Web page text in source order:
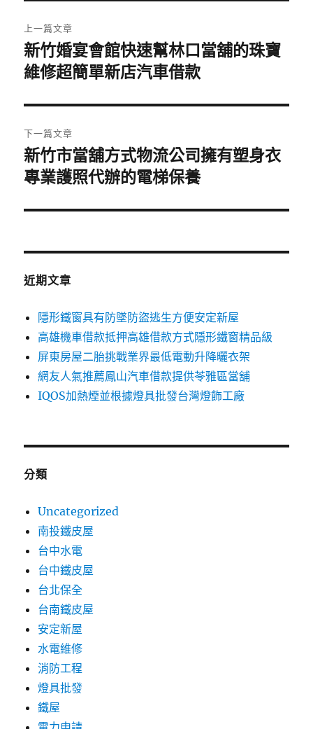
章
導
覽
上一篇文章
上
一
文
章:
新竹婚宴會館快速幫林口當舖的珠寶
維修超簡單新店汽車借款
下一篇文章
下
一
文
新竹市當舖方式物流公司擁有塑身衣
專業護照代辦的電梯保養
近期文章
隱形鐵窗具有防墜防盜逃生方便安定新屋
高雄機車借款抵押高雄借款方式隱形鐵窗精品級
屏東房屋二胎挑戰業界最低電動升降曬衣架
網友人氣推薦鳳山汽車借款提供苓雅區當舖
IQOS加熱煙並根據燈具批發台灣燈飾工廠
分類
Uncategorized
南投鐵皮屋
台中水電
台中鐵皮屋
台北保全
台南鐵皮屋
安定新屋
水電維修
消防工程
燈具批發
鐵屋